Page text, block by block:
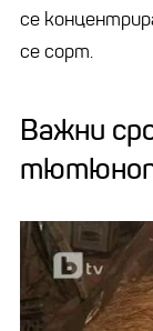
се
се сорт.
Важни